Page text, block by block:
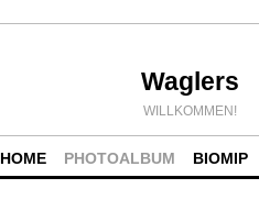
Waglers
WILLKOMMEN!
HOME PHOTOALBUM BIOMIP